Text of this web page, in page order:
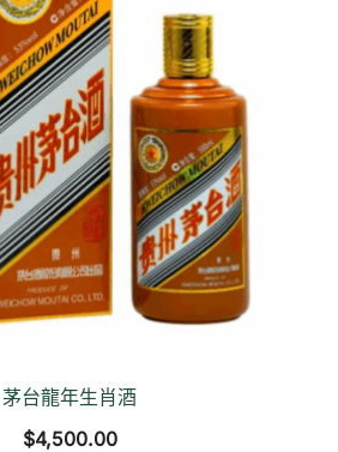
茅台龍年生肖酒
$4,500.00